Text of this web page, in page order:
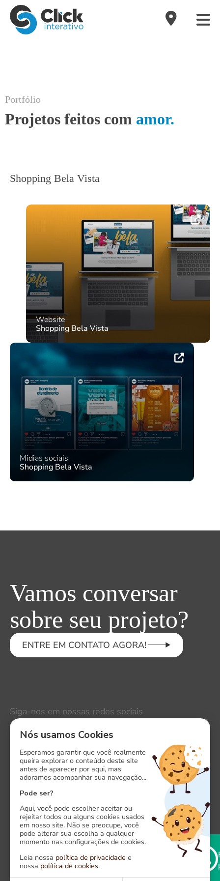
Portfólio
Projetos feitos com amor.
Shopping Bela Vista
Website
Shopping Bela Vista
Midias sociais
Shopping Bela Vista
Vamos conversar
sobre seu projeto?
ENTRE EM CONTATO AGORA!
Siga-nos em nossas redes sociais
Instagram
Facebook
X
Onde estamos
Alameda das Algarobas, 118. CEP: 41820-500
Caminho das Árvores, Salvador - Bahia
Nós usamos Cookies
Esperamos garantir que você realmente
queira explorar o conteúdo deste site
antes de aparecer por aqui, mas
adoramos acompanhar sua navegação...
Pode ser?
Aqui, você pode escolher aceitar ou
rejeitar todos ou alguns cookies usados
em nosso site. Não se preocupe, você
pode alterar sua escolha a qualquer
momento nas configurações de cookies.
Leia nossa política de privacidade e
nossa política de cookies.